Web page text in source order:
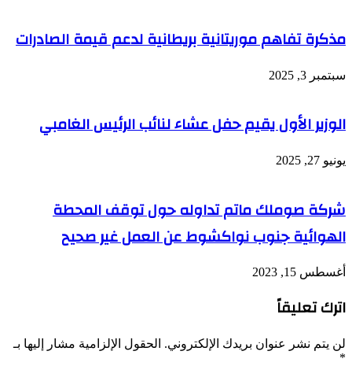
مذكرة تفاهم موريتانية بريطانية لدعم قيمة الصادرات
سبتمبر 3, 2025
الوزير الأول يقيم حفل عشاء لنائب الرئيس الغامبي
يونيو 27, 2025
شركة صوملك ماتم تداوله حول توقف المحطة
الهوائية جنوب نواكشوط عن العمل غير صحيح
أغسطس 15, 2023
اترك تعليقاً
لن يتم نشر عنوان بريدك الإلكتروني. الحقول الإلزامية مشار إليها بـ
*